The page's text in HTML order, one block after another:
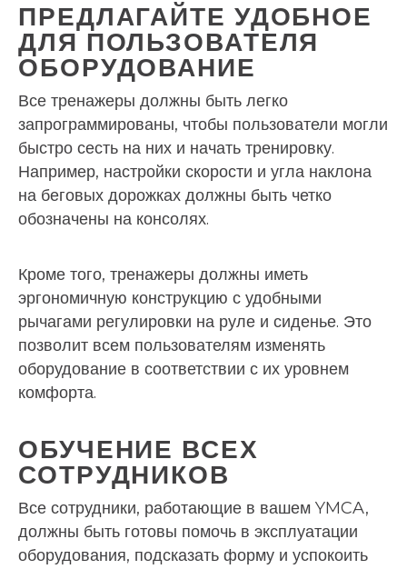
ПРЕДЛАГАЙТЕ УДОБНОЕ
ДЛЯ ПОЛЬЗОВАТЕЛЯ
ОБОРУДОВАНИЕ
Все тренажеры должны быть легко
запрограммированы, чтобы пользователи могли
быстро сесть на них и начать тренировку.
Например, настройки скорости и угла наклона
на беговых дорожках должны быть четко
обозначены на консолях.
Кроме того, тренажеры должны иметь
эргономичную конструкцию с удобными
рычагами регулировки на руле и сиденье. Это
позволит всем пользователям изменять
оборудование в соответствии с их уровнем
комфорта.
ОБУЧЕНИЕ ВСЕХ
СОТРУДНИКОВ
Все сотрудники, работающие в вашем YMCA,
должны быть готовы помочь в эксплуатации
оборудования, подсказать форму и успокоить